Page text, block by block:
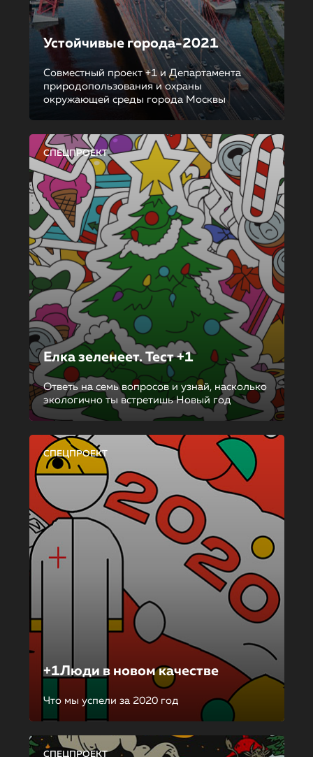
Устойчивые города-2021
Совместный проект +1 и Департамента
природопользования и охраны
окружающей среды города Москвы
СПЕЦПРОЕКТ
Елка зеленеет. Тест +1
Ответь на семь вопросов и узнай, насколько
экологично ты встретишь Новый год
СПЕЦПРОЕКТ
+1Люди в новом качестве
Что мы успели за 2020 год
СПЕЦПРОЕКТ